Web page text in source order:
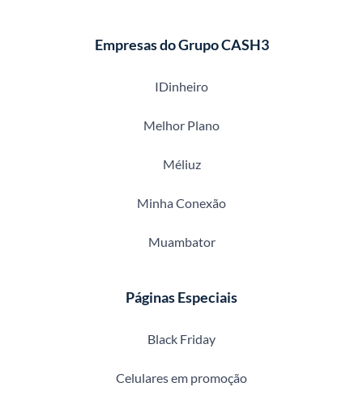
Empresas do Grupo CASH3
IDinheiro
Melhor Plano
Méliuz
Minha Conexão
Muambator
Páginas Especiais
Black Friday
Celulares em promoção